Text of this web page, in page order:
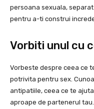
persoana sexuala,
pentru a-ti construi
Vorbiti unul cu
Vorbeste despre ceea ce
potrivita pentru sex.
antipatiile, ceea ce te
aproape de partenerul